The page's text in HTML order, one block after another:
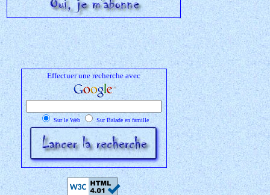
Effectuer une recherche avec
Sur le Web Sur Balade en famille